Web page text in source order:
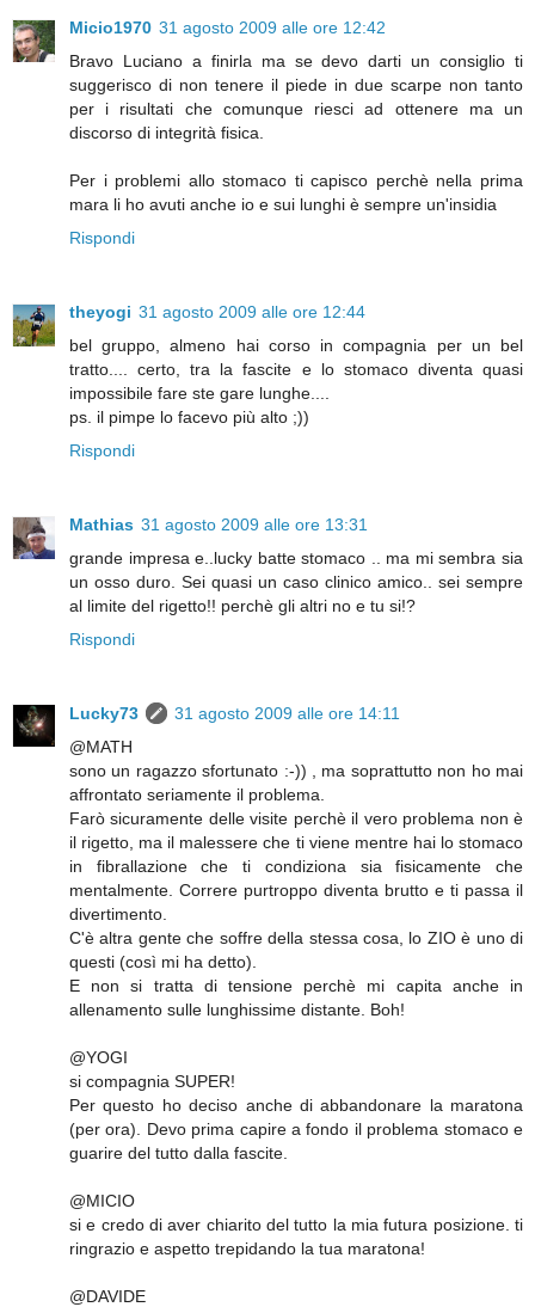
Micio1970 31 agosto 2009 alle ore 12:42
Bravo Luciano a finirla ma se devo darti un consiglio ti
suggerisco di non tenere il piede in due scarpe non tanto
per i risultati che comunque riesci ad ottenere ma un
discorso di integrità fisica.
Per i problemi allo stomaco ti capisco perchè nella prima
mara li ho avuti anche io e sui lunghi è sempre un'insidia
Rispondi
theyogi 31 agosto 2009 alle ore 12:44
bel gruppo, almeno hai corso in compagnia per un bel
tratto.... certo, tra la fascite e lo stomaco diventa quasi
impossibile fare ste gare lunghe....
ps. il pimpe lo facevo più alto ;))
Rispondi
Mathias 31 agosto 2009 alle ore 13:31
grande impresa e..lucky batte stomaco .. ma mi sembra sia
un osso duro. Sei quasi un caso clinico amico.. sei sempre
al limite del rigetto!! perchè gli altri no e tu si!?
Rispondi
Lucky73
31 agosto 2009 alle ore 14:11
@MATH
sono un ragazzo sfortunato :-)) , ma soprattutto non ho mai
affrontato seriamente il problema.
Farò sicuramente delle visite perchè il vero problema non è
il rigetto, ma il malessere che ti viene mentre hai lo stomaco
in fibrallazione che ti condiziona sia fisicamente che
mentalmente. Correre purtroppo diventa brutto e ti passa il
divertimento.
C'è altra gente che soffre della stessa cosa, lo ZIO è uno di
questi (così mi ha detto).
E non si tratta di tensione perchè mi capita anche in
allenamento sulle lunghissime distante. Boh!
@YOGI
si compagnia SUPER!
Per questo ho deciso anche di abbandonare la maratona
(per ora). Devo prima capire a fondo il problema stomaco e
guarire del tutto dalla fascite.
@MICIO
si e credo di aver chiarito del tutto la mia futura posizione. ti
ringrazio e aspetto trepidando la tua maratona!
@DAVIDE